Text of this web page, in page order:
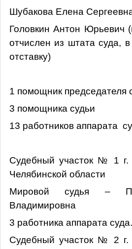
Шубакова Елена
Головкин Антон Юрьевич
отчислен из штата суда,
отставку)
1 помощник председателя
3 помощника судьи
13 работников аппарата
Судебный участок № 1
Челябинской области
Мировой судья –
Владимировна
3 работника аппарата суда.
Судебный участок № 2